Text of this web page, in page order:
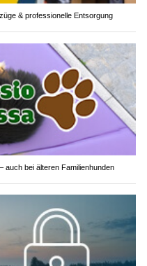
& professionelle Entsorgung
auch bei älteren Familienhunden